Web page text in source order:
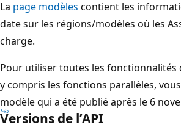
La page modèles contient les
date sur les régions/modèles où les
charge.
Pour utiliser toutes les fonctionnalités
y compris les fonctions parallèles,
modèle qui a été publié après le 6
Versions de l’API